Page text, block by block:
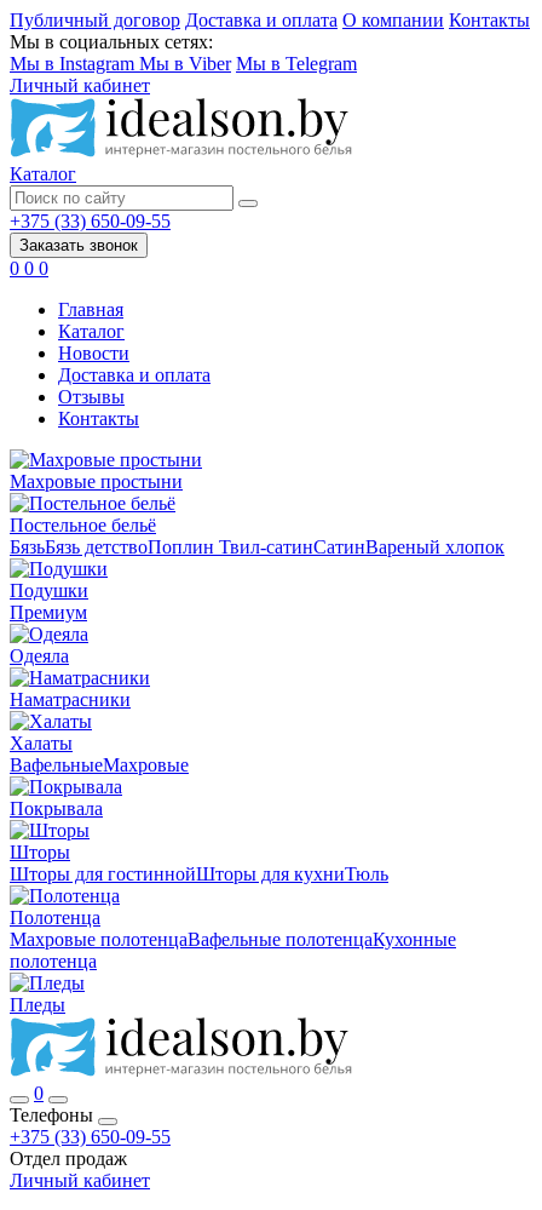
Публичный договор Доставка и оплата О компании Контакты
Мы в социальных сетях:
Мы в Instagram Мы в Viber Мы в Telegram
Личный кабинет
Каталог
+375 (33) 650-09-55
Заказать звонок
0 0 0
Главная
Каталог
Новости
Доставка и оплата
Отзывы
Контакты
Махровые простыни
Постельное бельё
БязьБязь детствоПоплин Твил-сатинСатинВареный хлопок
Подушки
Премиум
Одеяла
Наматрасники
Халаты
ВафельныеМахровые
Покрывала
Шторы
Шторы для гостиннойШторы для кухниТюль
Полотенца
Махровые полотенцаВафельные полотенцаКухонные
полотенца
Пледы
0
Телефоны
+375 (33) 650-09-55
Отдел продаж
Личный кабинет